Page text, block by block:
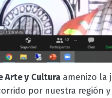
Arte y Culturaamenizo la
por nuestra región